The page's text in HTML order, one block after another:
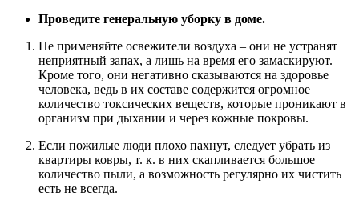
Проведите генеральную уборку в доме.
Не применяйте освежители воздуха – они не устранят
неприятный запах, а лишь на время его замаскируют.
Кроме того, они негативно сказываются на здоровье
человека, ведь в их составе содержится огромное
количество токсических веществ, которые проникают в
организм при дыхании и через кожные покровы.
Если пожилые люди плохо пахнут, следует убрать из
квартиры ковры, т. к. в них скапливается большое
количество пыли, а возможность регулярно их чистить
есть не всегда.